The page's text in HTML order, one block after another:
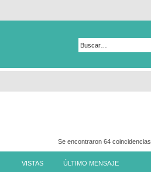
Se encontraron 64 coincidencias
VISTAS ÚLTIMO MENSAJE